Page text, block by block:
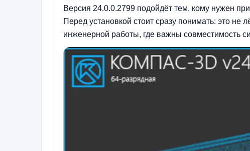
Версия 24.0.0.2799 подойдёт тем, кому нужен
Перед установкой стоит сразу понимать: это не
инженерной работы, где важны совместимость